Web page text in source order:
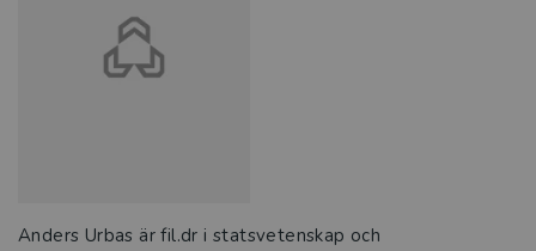
Anders Urbas är fil.dr i statsvetenskap och